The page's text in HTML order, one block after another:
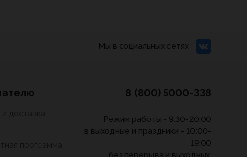
Мы в социальных сетях
8 (800) 5000-338
Режим работы - 9:30-20:00
в выходные и праздники - 10:00-
19:00
без перерыва и выходных.